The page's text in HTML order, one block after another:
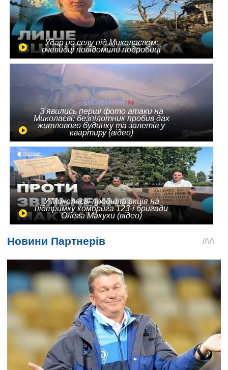
Удар по селу під Миколаєвом:
очевидці повідомили подробиці
З'явились перші фото атаки на
Миколаєві: безпілотник пробив дах
житлового будинку та залетів у
квартиру (відео)
У Миколаєві пройшла акція на
підтримку комбрига 123-ї бригади
Олега Макухи (відео)